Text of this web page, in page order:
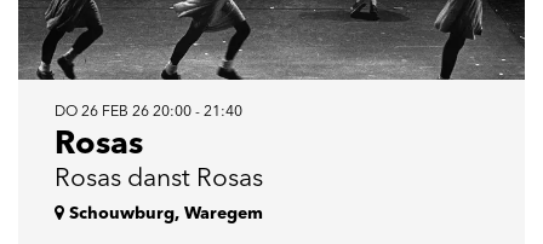
Rosas
Rosas danst Rosas
DO 26 FEB 26 20:00 - 21:40
Schouwburg, Waregem